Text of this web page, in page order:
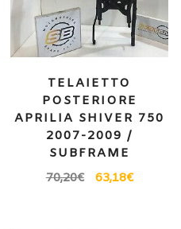
TELAIETTO
POSTERIORE
APRILIA SHIVER 750
2007-2009 /
SUBFRAME
70,20€ 63,18€